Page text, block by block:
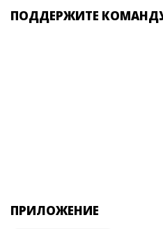
ПОДДЕРЖИТЕ КОМАНДУ
ПРИЛОЖЕНИЕ